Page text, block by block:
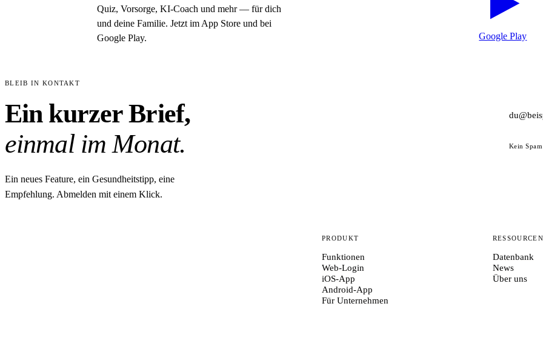
Quiz, Vorsorge, KI-Coach und mehr — für dich
und deine Familie. Jetzt im App Store und bei
Google Play.
Google Play
BLEIB IN KONTAKT
Ein kurzer Brief,
einmal im Monat.
Ein neues Feature, ein Gesundheitstipp, eine
Empfehlung. Abmelden mit einem Klick.
Kein Spam
PRODUKT
Funktionen
Web-Login
iOS-App
Android-App
Für Unternehmen
RESSOURCEN
Datenbank
News
Über uns